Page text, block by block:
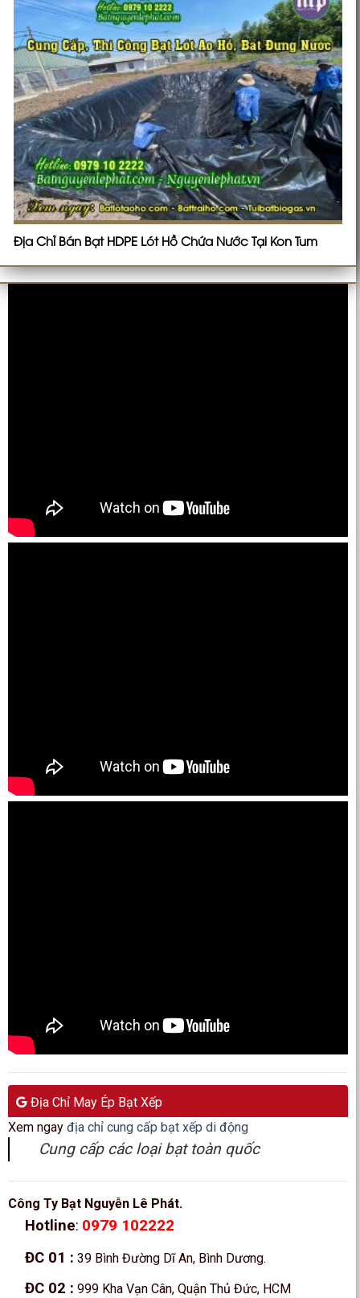
Địa Chỉ Bán Bạt HDPE Lót Hồ Chứa Nước Tại Kon Tum
Địa Chỉ May Ép Bạt Xếp
Xem ngay địa chỉ cung cấp bạt xếp di động
Cung cấp các loại bạt toàn quốc
Công Ty Bạt Nguyễn Lê Phát.
Hotline: 0979 102222
ĐC 01 : 39 Bình Đường Dĩ An, Bình Dương.
ĐC 02 : 999 Kha Vạn Cân, Quận Thủ Đức, HCM